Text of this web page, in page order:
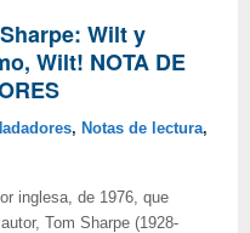
Wilt y
Wilt! NOTA DE
, Notas de lectura,
inglesa, de 1976, que
Tom Sharpe (1928-